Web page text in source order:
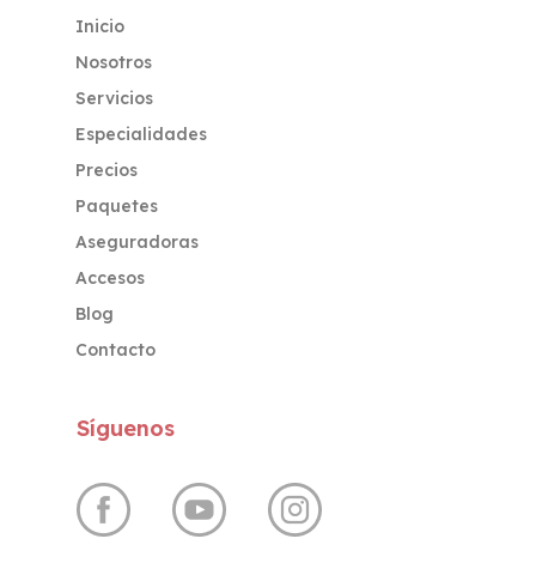
Inicio
Nosotros
Servicios
Especialidades
Precios
Paquetes
Aseguradoras
Accesos
Blog
Contacto
Síguenos